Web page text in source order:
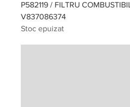
P582119 / FILTRU
V837086374
Stoc epuizat